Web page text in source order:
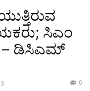
ಸಿಎಂ
– ಡಿಸಿಎಮ್
0